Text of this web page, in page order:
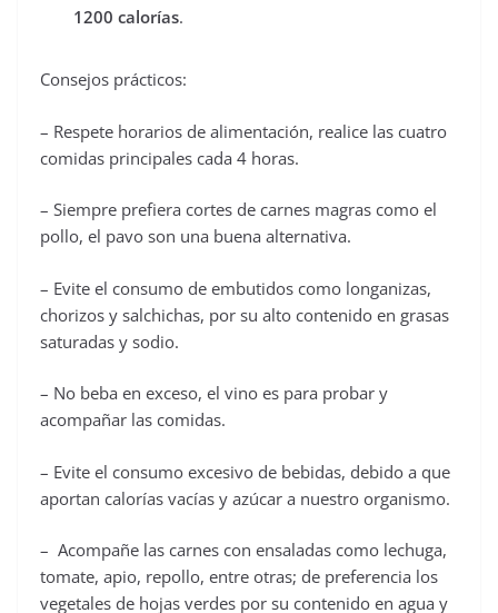
1200 calorías.
Consejos prácticos:
– Respete horarios de alimentación, realice las cuatro
comidas principales cada 4 horas.
– Siempre prefiera cortes de carnes magras como el
pollo, el pavo son una buena alternativa.
– Evite el consumo de embutidos como longanizas,
chorizos y salchichas, por su alto contenido en grasas
saturadas y sodio.
– No beba en exceso, el vino es para probar y
acompañar las comidas.
– Evite el consumo excesivo de bebidas, debido a que
aportan calorías vacías y azúcar a nuestro organismo.
– Acompañe las carnes con ensaladas como lechuga,
tomate, apio, repollo, entre otras; de preferencia los
vegetales de hojas verdes por su contenido en agua y